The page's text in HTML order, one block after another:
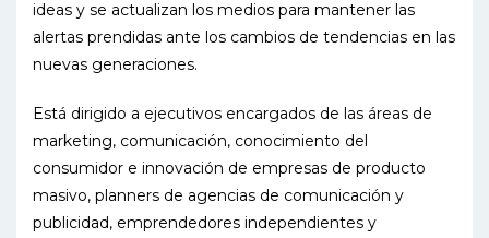
ideas y se actualizan los medios para mantener las
alertas prendidas ante los cambios de tendencias en las
nuevas generaciones.
Está dirigido a ejecutivos encargados de las áreas de
marketing, comunicación, conocimiento del
consumidor e innovación de empresas de producto
masivo, planners de agencias de comunicación y
publicidad, emprendedores independientes y